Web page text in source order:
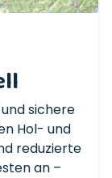
sichere
Hol- und
reduzierte
an –